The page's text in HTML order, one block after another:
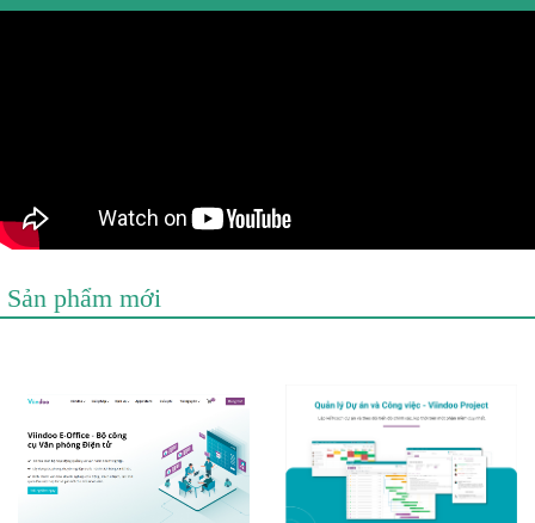
Sản phẩm mới